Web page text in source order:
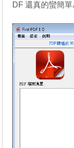
DF 還真的蠻簡單